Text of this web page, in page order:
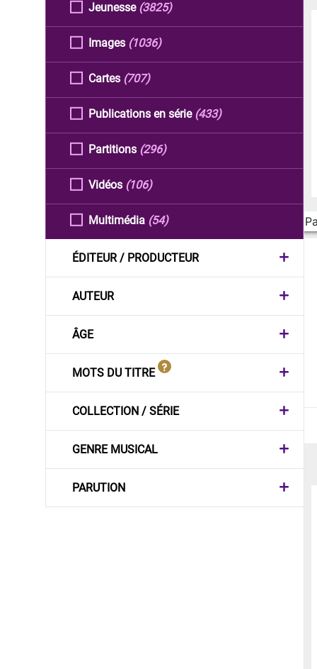
Jeunesse (3825)
Images (1036)
Cartes (707)
Publications en série (433)
Partitions (296)
Vidéos (106)
Multimédia (54)
ÉDITEUR / PRODUCTEUR
AUTEUR
ÂGE
MOTS DU TITRE
COLLECTION / SÉRIE
GENRE MUSICAL
PARUTION